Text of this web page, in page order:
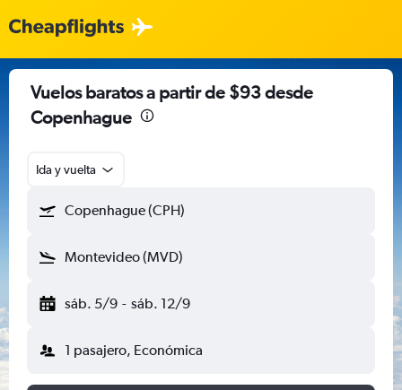
Vuelos baratos a partir de $93 desde
Copenhague
Ida y vuelta
Copenhague (CPH)
Montevideo (MVD)
sáb. 5/9 - sáb. 12/9
1 pasajero, Económica